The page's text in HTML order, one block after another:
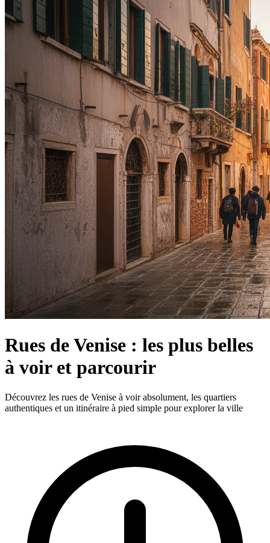
Rues de Venise : les plus belles
à voir et parcourir
Découvrez les rues de Venise à voir absolument, les quartiers
authentiques et un itinéraire à pied simple pour explorer la ville